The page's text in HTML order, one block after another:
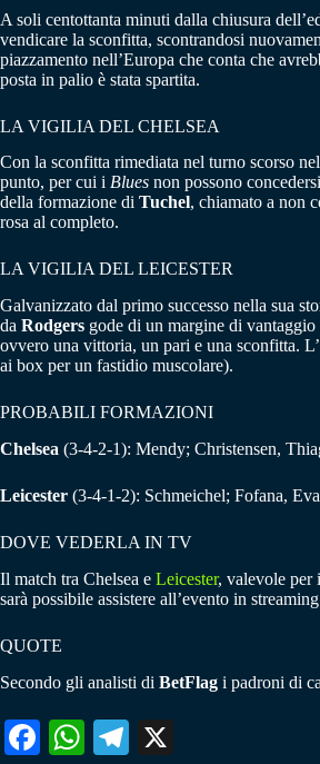
A soli centottanta minuti dalla chiusura
vendicare la sconfitta, scontrandosi
piazzamento nell’Europa che conta che
posta in palio è stata spartita.
LA VIGILIA DEL CHELSEA
Con la sconfitta rimediata nel turno scorso
punto, per cui i Blues non possono
della formazione di Tuchel, chiamato a non
rosa al completo.
LA VIGILIA DEL LEICESTER
Galvanizzato dal primo successo nella sua
da Rodgers gode di un margine di
ovvero una vittoria, un pari e una sconfitta.
ai box per un fastidio muscolare).
PROBABILI FORMAZIONI
Chelsea (3-4-2-1): Mendy; Christensen,
Leicester (3-4-1-2): Schmeichel; Fofana,
DOVE VEDERLA IN TV
Il match tra Chelsea e Leicester, valevole per
sarà possibile assistere all’evento in
QUOTE
Secondo gli analisti di BetFlag i padroni di
Fa W
Te